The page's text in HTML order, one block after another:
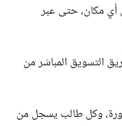
مكان، حتى عبر
التسويق المباشر من
وكل طالب يسجل من